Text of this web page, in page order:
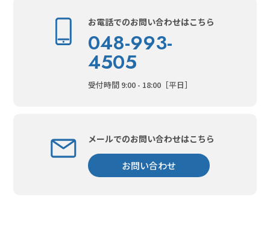
お電話でのお問い合わせはこちら
048-993-
4505
受付時間 9:00 - 18:00［平日］
メールでのお問い合わせはこちら
お問い合わせ